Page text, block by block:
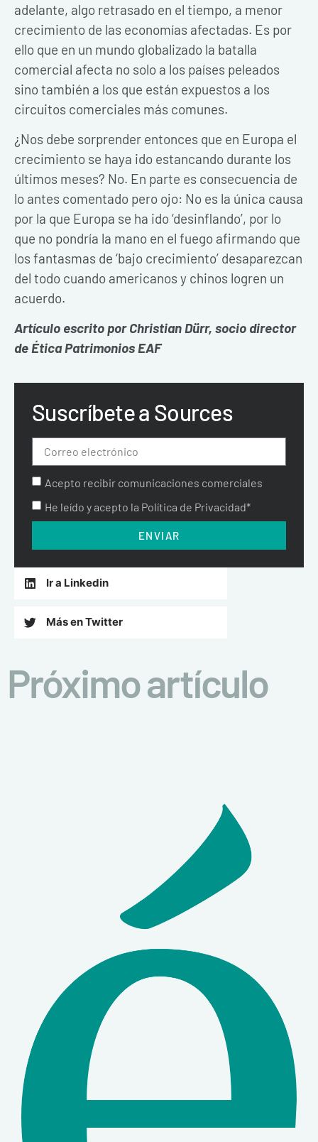
adelante, algo retrasado en el tiempo, a menor
crecimiento de las economías afectadas. Es por
ello que en un mundo globalizado la batalla
comercial afecta no solo a los países peleados
sino también a los que están expuestos a los
circuitos comerciales más comunes.
¿Nos debe sorprender entonces que en Europa el
crecimiento se haya ido estancando durante los
últimos meses? No. En parte es consecuencia de
lo antes comentado pero ojo: No es la única causa
por la que Europa se ha ido ‘desinflando’, por lo
que no pondría la mano en el fuego afirmando que
los fantasmas de ‘bajo crecimiento’ desaparezcan
del todo cuando americanos y chinos logren un
acuerdo.
Artículo escrito por Christian Dürr, socio director
de Ética Patrimonios EAF
Suscríbete a Sources
Acepto recibir comunicaciones comerciales
He leído y acepto la Política de Privacidad*
ENVIAR
Ir a Linkedin
Más en Twitter
Próximo artículo